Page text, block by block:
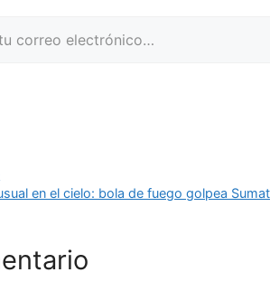
en el cielo: bola de fuego golpea